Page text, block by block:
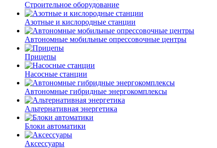
Строительное оборудование
Азотные и кислородные станции
Автономные мобильные опрессовочные центры
Прицепы
Насосные станции
Автономные гибридные энергокомплексы
Альтернативная энергетика
Блоки автоматики
Аксессуары